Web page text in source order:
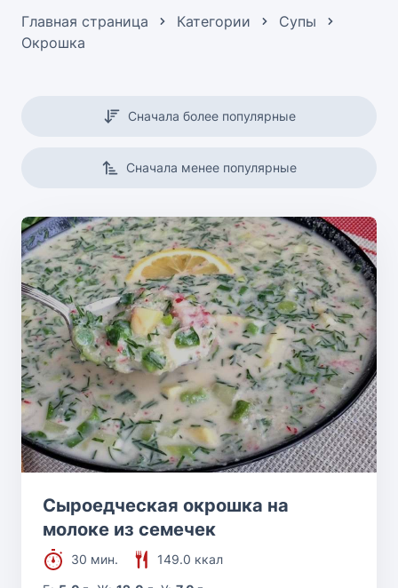
Главная страница Категории
Супы
Окрошка
Сначала более популярные
Сначала менее популярные
Сыроедческая окрошка на
молоке из семечек
30 мин.
149.0 ккал